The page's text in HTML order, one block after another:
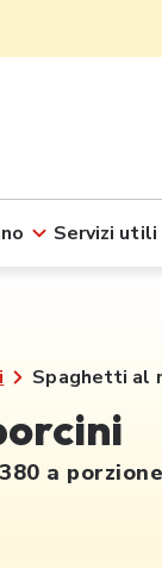
Servizi utili
Spaghetti al
380 a porzione